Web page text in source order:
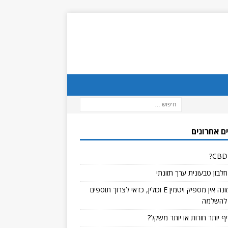
אחרונים
טבעונית ערך תזונתי
אם בתזונה אין מספיק ויטמין E וכולין, כדאי לצרוך תוספים
יותר חזרות או יותר משקל?